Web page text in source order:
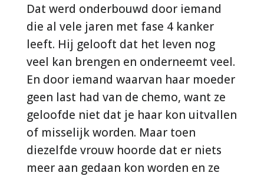
Dat werd onderbouwd door iemand
die al vele jaren met fase 4 kanker
leeft. Hij gelooft dat het leven nog
veel kan brengen en onderneemt veel.
En door iemand waarvan haar moeder
geen last had van de chemo, want ze
geloofde niet dat je haar kon uitvallen
of misselijk worden. Maar toen
diezelfde vrouw hoorde dat er niets
meer aan gedaan kon worden en ze